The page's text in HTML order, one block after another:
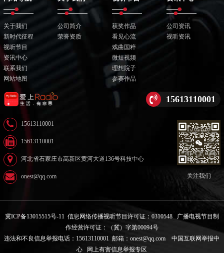
关于我们
新时代征程
视听节目
资讯中心
联系我们
网站地图
公司简介
荣誉资质
获奖作品
看见心流
戏曲国粹
微短视频
理想院子
参赛作品
公司资讯
视听资讯
15613110001
15613110001
15613110001
河北省石家庄市高新区黄河大道136号科技中心
onest@qq.com 关注我们
冀ICP备13015515号-11 信息网络传播视听节目许可证：0310548
广播电视节目制
作经营许可证：（冀）字第00094号
违法和不良信息举报电话：15613110001 邮箱：onest@qq.com中国互联网举报中
心
网上有害信息举报专区